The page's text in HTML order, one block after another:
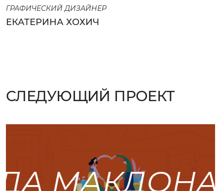
ГРАФИЧЕСКИЙ ДИЗАЙНЕР
ЕКАТЕРИНА ХОХИЧ
СЛЕДУЮЩИЙ ПРОЕКТ